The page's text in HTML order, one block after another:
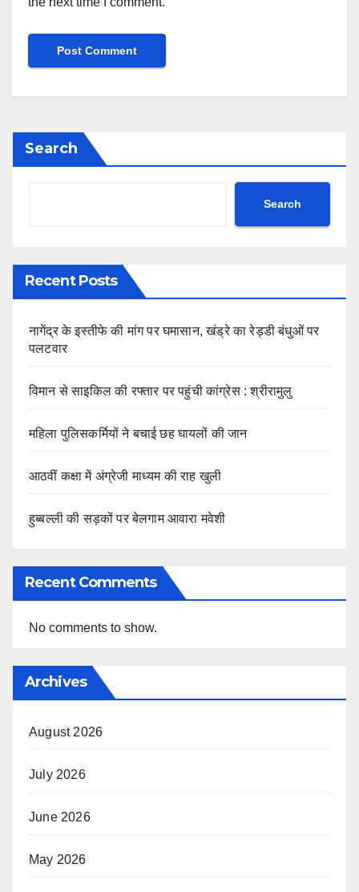
Search
Search
Recent Posts
नागेंद्र के इस्तीफे की मांग पर घमासान, खंड्रे का रेड्डी बंधुओं पर
पलटवार
विमान से साइकिल की रफ्तार पर पहुंची कांग्रेस : श्रीरामुलु
महिला पुलिसकर्मियों ने बचाई छह घायलों की जान
आठवीं कक्षा में अंग्रेजी माध्यम की राह खुली
हुब्बल्ली की सड़कों पर बेलगाम आवारा मवेशी
Recent Comments
No comments to show.
Archives
August 2026
July 2026
June 2026
May 2026